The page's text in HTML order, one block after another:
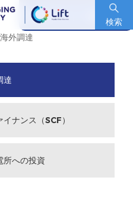
検索
銘柄コード : 600153.SH
海外調達
達
ナンス（SCF）
所への投資